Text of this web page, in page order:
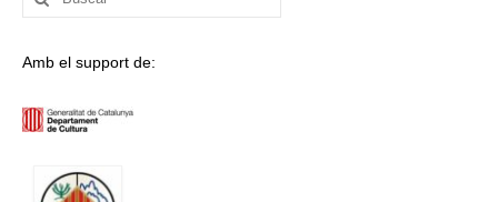
por:
Amb el support de: